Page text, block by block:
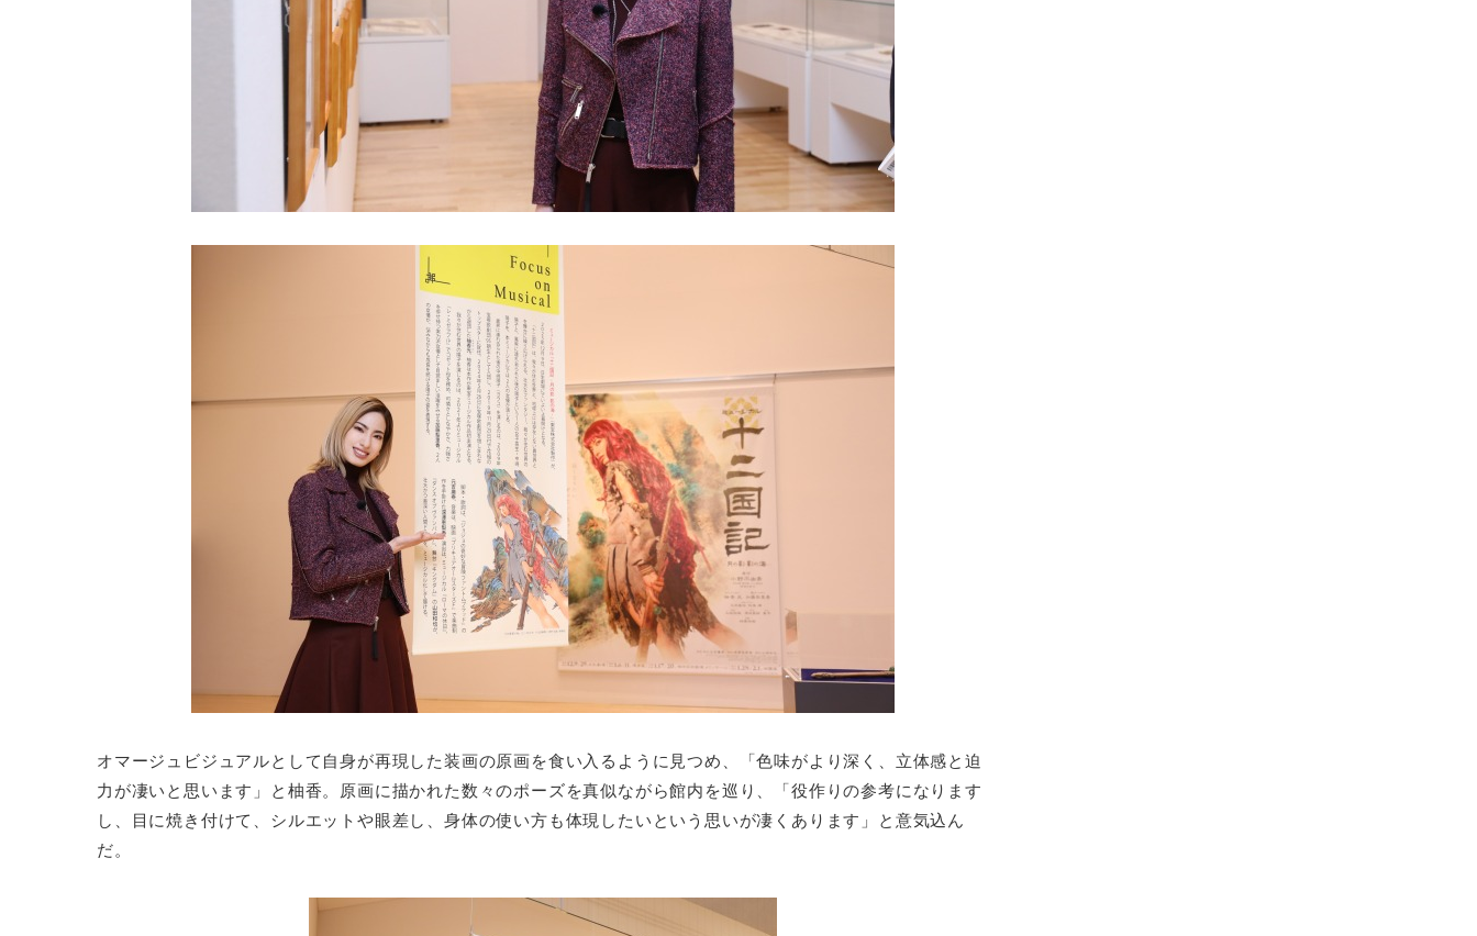
オマージュビジュアルとして自身が再現した装画の原画を食い入るように見つめ、「色味がより深く、立体感と迫
力が凄いと思います」と柚香。原画に描かれた数々のポーズを真似ながら館内を巡り、「役作りの参考になります
し、目に焼き付けて、シルエットや眼差し、身体の使い方も体現したいという思いが凄くあります」と意気込ん
だ。